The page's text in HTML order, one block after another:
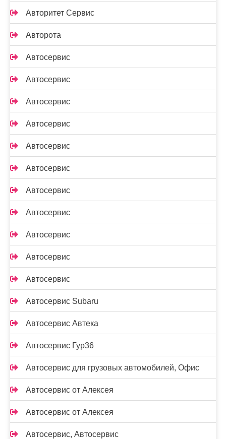
Авторитет Сервис
Авторота
Автосервис
Автосервис
Автосервис
Автосервис
Автосервис
Автосервис
Автосервис
Автосервис
Автосервис
Автосервис
Автосервис
Автосервис Subaru
Автосервис Автека
Автосервис Гур36
Автосервис для грузовых автомобилей, Офис
Автосервис от Алексея
Автосервис от Алексея
Автосервис, Автосервис